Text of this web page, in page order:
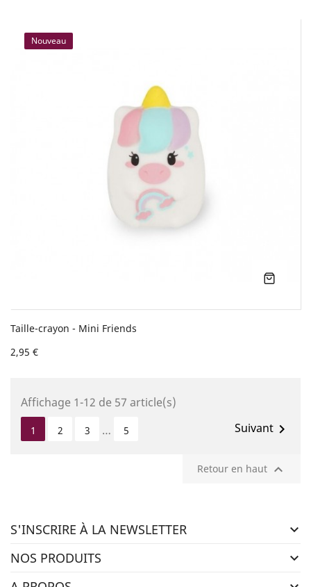
Nouveau
Taille-crayon - Mini Friends
2,95 €
Affichage 1-12 de 57 article(s)
1 2 3 … 5 Suivant 
Retour en haut 
S'INSCRIRE À LA NEWSLETTER

NOS PRODUITS
